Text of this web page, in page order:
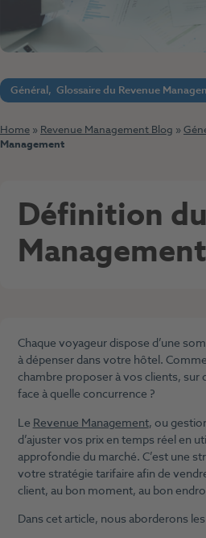
Général, Glossaire du Revenue
Home » Revenue Management Blog »
Management
Définition
Management
Chaque voyageur dispose d’une
à dépenser dans votre hôtel.
chambre proposer à vos clients, sur
face à quelle concurrence ?
Le Revenue Management, ou
d’ajuster vos prix en temps réel en
approfondie du marché. C’est une
votre stratégie tarifaire afin de
client, au bon moment, au bon
Dans cet article, nous aborderons